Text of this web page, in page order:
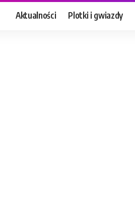
Aktualności Plotki i gwiazdy